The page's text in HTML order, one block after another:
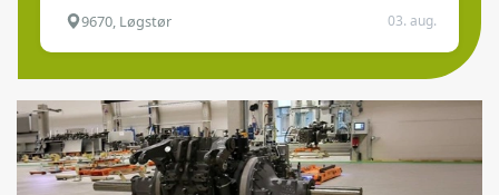
9670, Løgstør 03. aug.